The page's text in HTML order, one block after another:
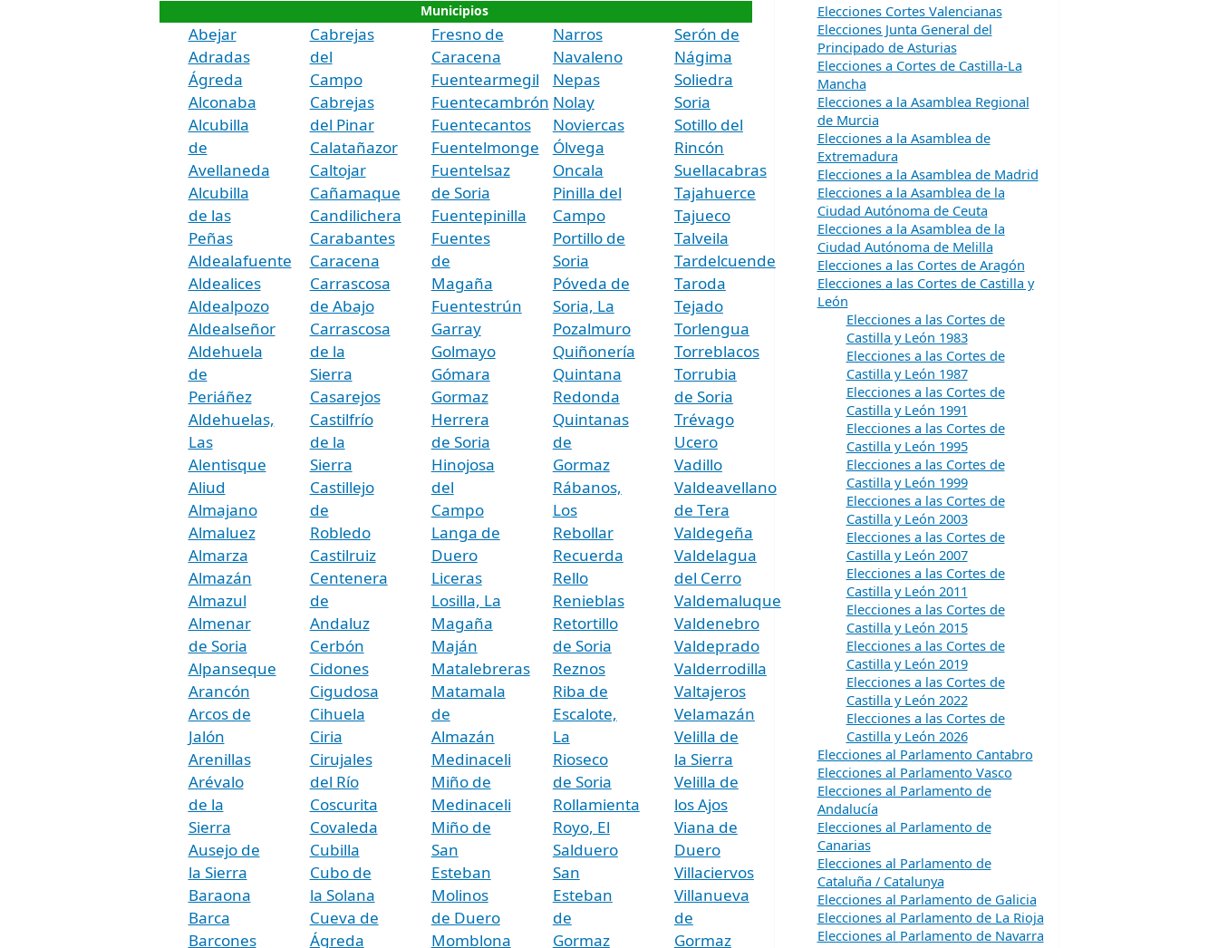
Municipios
Abejar
Adradas
Ágreda
Alconaba
Alcubilla
de
Avellaneda
Alcubilla
de las
Peñas
Aldealafuente
Aldealices
Aldealpozo
Aldealseñor
Aldehuela
de
Periáñez
Aldehuelas,
Las
Alentisque
Aliud
Almajano
Almaluez
Almarza
Almazán
Almazul
Almenar
de Soria
Alpanseque
Arancón
Arcos de
Jalón
Arenillas
Arévalo
de la
Sierra
Ausejo de
la Sierra
Baraona
Barca
Barcones
Cabrejas
del
Campo
Cabrejas
del Pinar
Calatañazor
Caltojar
Cañamaque
Candilichera
Carabantes
Caracena
Carrascosa
de Abajo
Carrascosa
de la
Sierra
Casarejos
Castilfrío
de la
Sierra
Castillejo
de
Robledo
Castilruiz
Centenera
de
Andaluz
Cerbón
Cidones
Cigudosa
Cihuela
Ciria
Cirujales
del Río
Coscurita
Covaleda
Cubilla
Cubo de
la Solana
Cueva de
Ágreda
Fresno de
Caracena
Fuentearmegil
Fuentecambrón
Fuentecantos
Fuentelmonge
Fuentelsaz
de Soria
Fuentepinilla
Fuentes
de
Magaña
Fuentestrún
Garray
Golmayo
Gómara
Gormaz
Herrera
de Soria
Hinojosa
del
Campo
Langa de
Duero
Liceras
Losilla, La
Magaña
Maján
Matalebreras
Matamala
de
Almazán
Medinaceli
Miño de
Medinaceli
Miño de
San
Esteban
Molinos
de Duero
Momblona
Narros
Navaleno
Nepas
Nolay
Noviercas
Ólvega
Oncala
Pinilla del
Campo
Portillo de
Soria
Póveda de
Soria, La
Pozalmuro
Quiñonería
Quintana
Redonda
Quintanas
de
Gormaz
Rábanos,
Los
Rebollar
Recuerda
Rello
Renieblas
Retortillo
de Soria
Reznos
Riba de
Escalote,
La
Rioseco
de Soria
Rollamienta
Royo, El
Salduero
San
Esteban
de
Gormaz
Serón de
Nágima
Soliedra
Soria
Sotillo del
Rincón
Suellacabras
Tajahuerce
Tajueco
Talveila
Tardelcuende
Taroda
Tejado
Torlengua
Torreblacos
Torrubia
de Soria
Trévago
Ucero
Vadillo
Valdeavellano
de Tera
Valdegeña
Valdelagua
del Cerro
Valdemaluque
Valdenebro
Valdeprado
Valderrodilla
Valtajeros
Velamazán
Velilla de
la Sierra
Velilla de
los Ajos
Viana de
Duero
Villaciervos
Villanueva
de
Gormaz
Elecciones Cortes Valencianas
Elecciones Junta General del
Principado de Asturias
Elecciones a Cortes de Castilla-La
Mancha
Elecciones a la Asamblea Regional
de Murcia
Elecciones a la Asamblea de
Extremadura
Elecciones a la Asamblea de Madrid
Elecciones a la Asamblea de la
Ciudad Autónoma de Ceuta
Elecciones a la Asamblea de la
Ciudad Autónoma de Melilla
Elecciones a las Cortes de Aragón
Elecciones a las Cortes de Castilla y
León
Elecciones a las Cortes de
Castilla y León 1983
Elecciones a las Cortes de
Castilla y León 1987
Elecciones a las Cortes de
Castilla y León 1991
Elecciones a las Cortes de
Castilla y León 1995
Elecciones a las Cortes de
Castilla y León 1999
Elecciones a las Cortes de
Castilla y León 2003
Elecciones a las Cortes de
Castilla y León 2007
Elecciones a las Cortes de
Castilla y León 2011
Elecciones a las Cortes de
Castilla y León 2015
Elecciones a las Cortes de
Castilla y León 2019
Elecciones a las Cortes de
Castilla y León 2022
Elecciones a las Cortes de
Castilla y León 2026
Elecciones al Parlamento Cantabro
Elecciones al Parlamento Vasco
Elecciones al Parlamento de
Andalucía
Elecciones al Parlamento de
Canarias
Elecciones al Parlamento de
Cataluña / Catalunya
Elecciones al Parlamento de Galicia
Elecciones al Parlamento de La Rioja
Elecciones al Parlamento de Navarra